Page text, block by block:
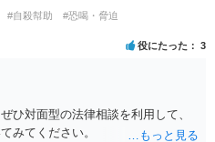
#自殺幇助
#恐喝・脅迫
役にたった 3
ひ対面型の法律相談を利用して、
みてください。